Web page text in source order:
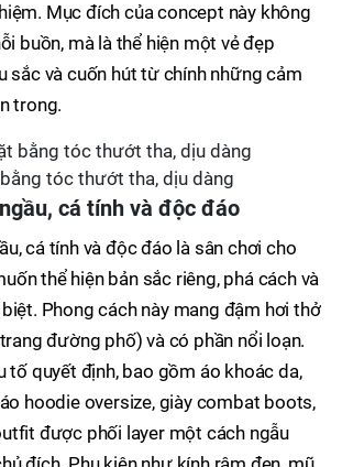
Mục đích của concept này không
buồn, mà là thể hiện một vẻ đẹp
sắc và cuốn hút từ chính những cảm
trong.
tóc thướt tha, dịu dàng
cá tính và độc đáo
cá tính và độc đáo là sân chơi cho
thể hiện bản sắc riêng, phá cách và
Phong cách này mang đậm hơi thở
đường phố) và có phần nổi loạn.
tố quyết định, bao gồm áo khoác da,
hoodie oversize, giày combat boots,
được phối layer một cách ngẫu